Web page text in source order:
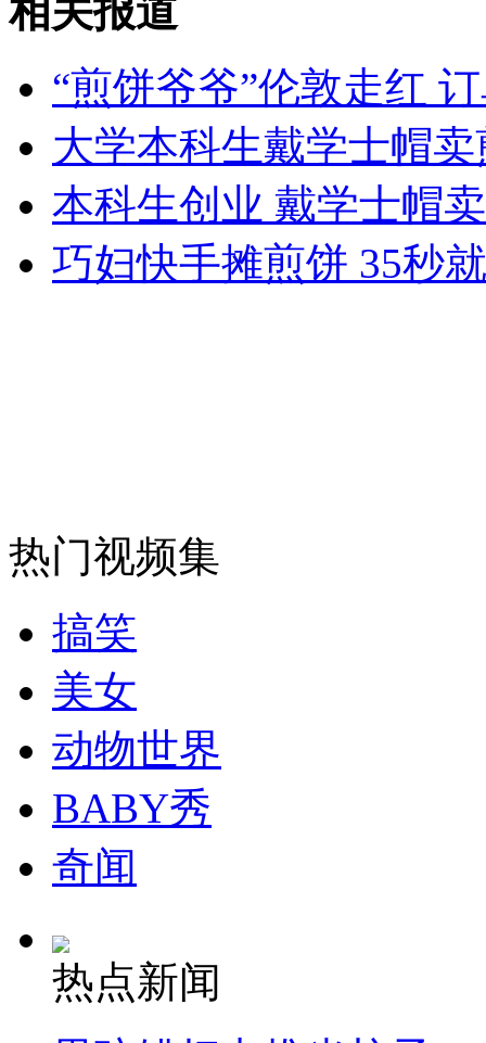
女孩北京地铁殴打老人 痛下狠手拳打脚踢
无痛分娩是否安全 医生回应
走！跟着总书记去植树
消防员救轻生者
纽约上演“枕头大战”
相关报道
“煎饼爷爷”伦敦走红
大学本科生戴学士帽
本科生创业 戴学士帽
巧妇快手摊煎饼 35秒
热门视频集
搞笑
美女
动物世界
BABY秀
奇闻
热点新闻